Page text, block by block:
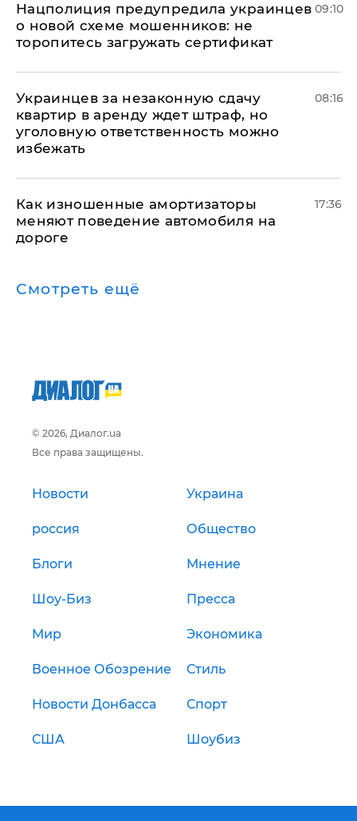
Нацполиция предупредила украинцев
о новой схеме мошенников: не
торопитесь загружать сертификат
09:10
Украинцев за незаконную сдачу
квартир в аренду ждет штраф, но
уголовную ответственность можно
избежать
08:16
Как изношенные амортизаторы
меняют поведение автомобиля на
дороге
17:36
Смотреть ещё
© 2026, Диалог.ua
Все права защищены.
Новости Украина
россия Общество
Блоги Мнение
Шоу-Биз Пресса
Мир Экономика
Военное Обозрение Стиль
Новости Донбасса Спорт
США Шоубиз